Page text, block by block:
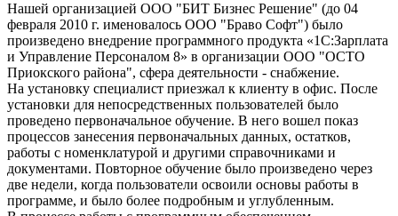
Нашей организацией ООО "БИТ Бизнес Решение" (до 04
февраля 2010 г. именовалось ООО "Браво Софт") было
произведено внедрение программного продукта «1С:Зарплата
и Управление Персоналом 8» в организации ООО "ОСТО
Приокского района", сфера деятельности - снабжение.
На установку специалист приезжал к клиенту в офис. После
установки для непосредственных пользователей было
проведено первоначальное обучение. В него вошел показ
процессов занесения первоначальных данных, остатков,
работы с номенклатурой и другими справочниками и
документами. Повторное обучение было произведено через
две недели, когда пользователи освоили основы работы в
программе, и было более подробным и углубленным.